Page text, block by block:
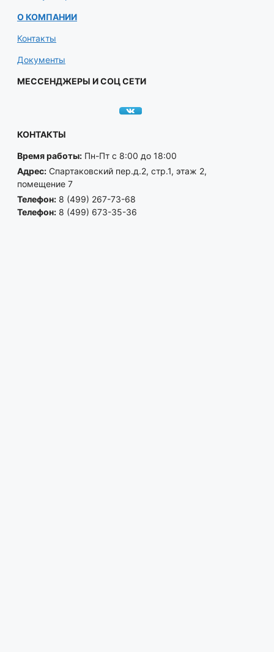
О КОМПАНИИ
Контакты
Документы
МЕССЕНДЖЕРЫ И СОЦ СЕТИ
КОНТАКТЫ
Время работы: Пн-Пт с 8:00 до 18:00
Адрес: Спартаковский пер.д.2, стр.1, этаж 2,
помещение 7
Телефон: 8 (499) 267-73-68
Телефон: 8 (499) 673-35-36